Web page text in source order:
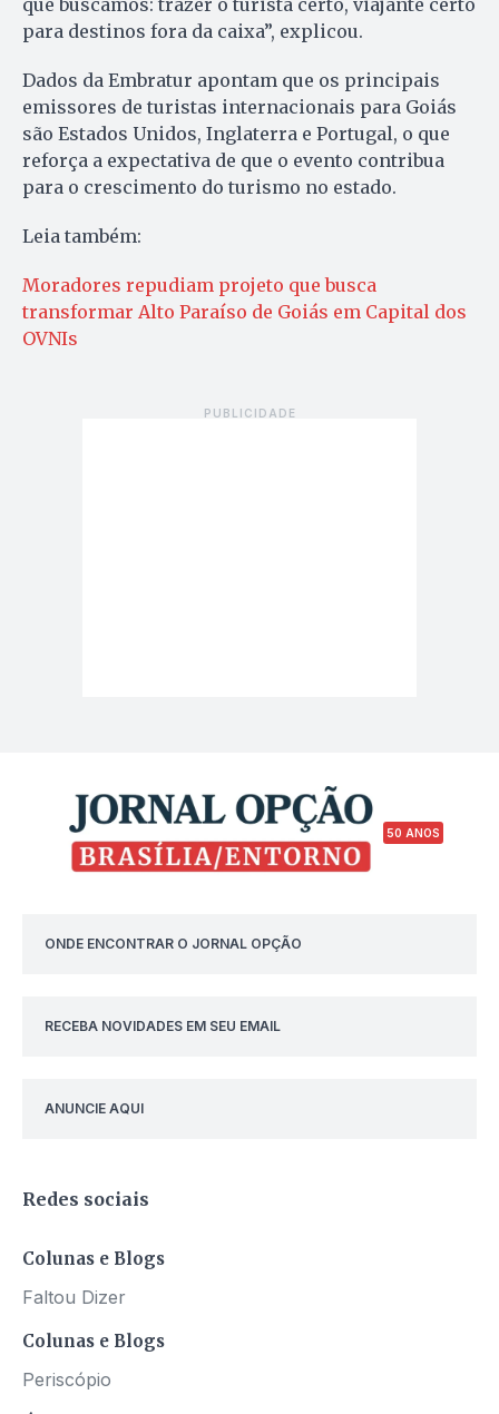
para destinos fora da caixa”, explicou.
Dados da Embratur apontam que os principais
emissores de turistas internacionais para Goiás
são Estados Unidos, Inglaterra e Portugal, o que
reforça a expectativa de que o evento contribua
para o crescimento do turismo no estado.
Leia também:
Moradores repudiam projeto que busca
transformar Alto Paraíso de Goiás em Capital dos
OVNIs
50 ANOS
ONDE ENCONTRAR O JORNAL OPÇÃO
RECEBA NOVIDADES EM SEU EMAIL
ANUNCIE AQUI
Redes sociais
Colunas e Blogs
Faltou Dizer
Colunas e Blogs
Periscópio